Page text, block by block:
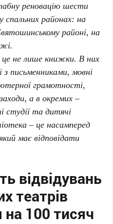
реновацію шести
районах: на
районі, на
.
це не лише книжки. В них
з письменниками, мовні
грамотності,
а в окремих –
та дитячі
– це насамперед
має відповідати
відвідувань
театрів
на 100 тисяч